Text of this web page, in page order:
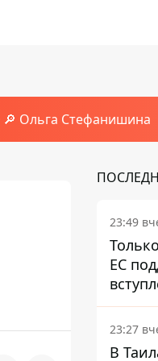
🔎 Ольга Стефанишина
23:49
ЕС
23:27
В